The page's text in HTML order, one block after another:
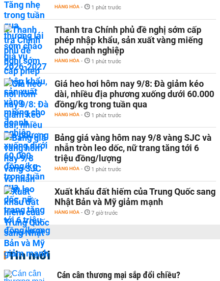
HÀNG HÓA - 1 phút trước
Thanh tra Chính phủ đề nghị sớm cấp
phép nhập khẩu, sản xuất vàng miếng
cho doanh nghiệp
HÀNG HÓA - 1 phút trước
Giá heo hơi hôm nay 9/8: Đà giảm kéo
dài, nhiều địa phương xuống dưới 60.000
đồng/kg trong tuần qua
HÀNG HÓA - 1 phút trước
Bảng giá vàng hôm nay 9/8 vàng SJC và
nhẫn tròn leo dốc, nữ trang tăng tới 6
triệu đồng/lượng
HÀNG HÓA - 1 phút trước
Xuất khẩu đất hiếm của Trung Quốc sang
Nhật Bản và Mỹ giảm mạnh
HÀNG HÓA - 7 giờ trước
Tin mới
Cán cân thương mại sắp đổi chiều?